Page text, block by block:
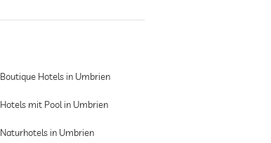
Boutique Hotels in Umbrien
Hotels mit Pool in Umbrien
Naturhotels in Umbrien